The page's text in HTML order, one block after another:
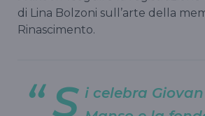
di Lina Bolzoni sull’arte della
Rinascimento.
S i celebra